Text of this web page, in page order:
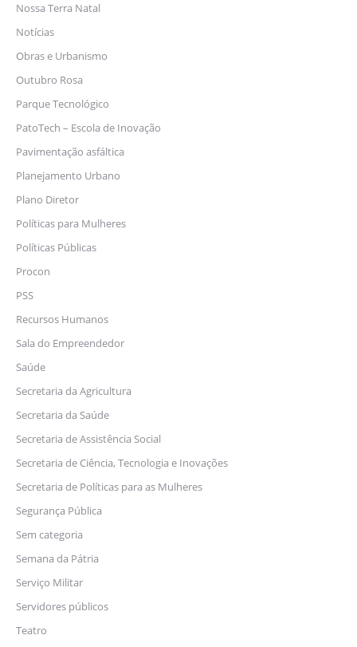
Nossa Terra Natal
Notícias
Obras e Urbanismo
Outubro Rosa
Parque Tecnológico
PatoTech – Escola de Inovação
Pavimentação asfáltica
Planejamento Urbano
Plano Diretor
Políticas para Mulheres
Políticas Públicas
Procon
PSS
Recursos Humanos
Sala do Empreendedor
Saúde
Secretaria da Agricultura
Secretaria da Saúde
Secretaria de Assistência Social
Secretaria de Ciência, Tecnologia e Inovações
Secretaria de Políticas para as Mulheres
Segurança Pública
Sem categoria
Semana da Pátria
Serviço Militar
Servidores públicos
Teatro